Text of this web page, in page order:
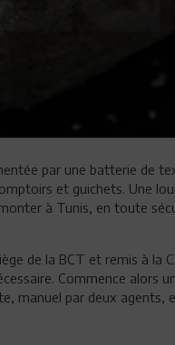
par une batterie de
et guichets. Une
à Tunis, en toute
de la BCT et remis à la
Commence alors
manuel par deux agents,